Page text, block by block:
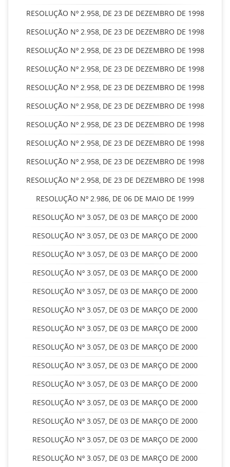
RESOLUÇÃO Nº 2.958, DE 23 DE DEZEMBRO DE 1998
RESOLUÇÃO Nº 2.958, DE 23 DE DEZEMBRO DE 1998
RESOLUÇÃO Nº 2.958, DE 23 DE DEZEMBRO DE 1998
RESOLUÇÃO Nº 2.958, DE 23 DE DEZEMBRO DE 1998
RESOLUÇÃO Nº 2.958, DE 23 DE DEZEMBRO DE 1998
RESOLUÇÃO Nº 2.958, DE 23 DE DEZEMBRO DE 1998
RESOLUÇÃO Nº 2.958, DE 23 DE DEZEMBRO DE 1998
RESOLUÇÃO Nº 2.958, DE 23 DE DEZEMBRO DE 1998
RESOLUÇÃO Nº 2.958, DE 23 DE DEZEMBRO DE 1998
RESOLUÇÃO Nº 2.958, DE 23 DE DEZEMBRO DE 1998
RESOLUÇÃO Nº 2.986, DE 06 DE MAIO DE 1999
RESOLUÇÃO Nº 3.057, DE 03 DE MARÇO DE 2000
RESOLUÇÃO Nº 3.057, DE 03 DE MARÇO DE 2000
RESOLUÇÃO Nº 3.057, DE 03 DE MARÇO DE 2000
RESOLUÇÃO Nº 3.057, DE 03 DE MARÇO DE 2000
RESOLUÇÃO Nº 3.057, DE 03 DE MARÇO DE 2000
RESOLUÇÃO Nº 3.057, DE 03 DE MARÇO DE 2000
RESOLUÇÃO Nº 3.057, DE 03 DE MARÇO DE 2000
RESOLUÇÃO Nº 3.057, DE 03 DE MARÇO DE 2000
RESOLUÇÃO Nº 3.057, DE 03 DE MARÇO DE 2000
RESOLUÇÃO Nº 3.057, DE 03 DE MARÇO DE 2000
RESOLUÇÃO Nº 3.057, DE 03 DE MARÇO DE 2000
RESOLUÇÃO Nº 3.057, DE 03 DE MARÇO DE 2000
RESOLUÇÃO Nº 3.057, DE 03 DE MARÇO DE 2000
RESOLUÇÃO Nº 3.057, DE 03 DE MARÇO DE 2000